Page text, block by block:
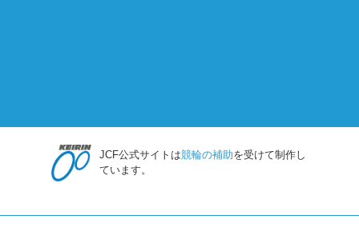
JCF公式サイトは競輪の補助を受けて制作し
ています。